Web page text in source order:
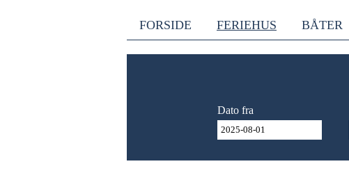
FORSIDE FERIEHUS BÅTER
Dato fra